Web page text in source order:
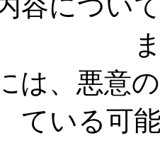
は、悪意
ている可